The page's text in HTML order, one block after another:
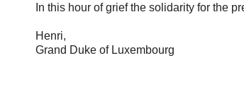
In this hour of grief the solidarity for the
Henri,
Grand Duke of Luxembourg